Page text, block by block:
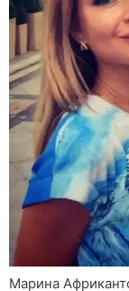
Марина